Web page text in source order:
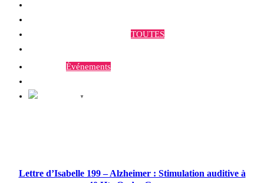
TOUTES
Événements
▼
Lettre d’Isabelle 199 – Alzheimer : Stimulation auditive à